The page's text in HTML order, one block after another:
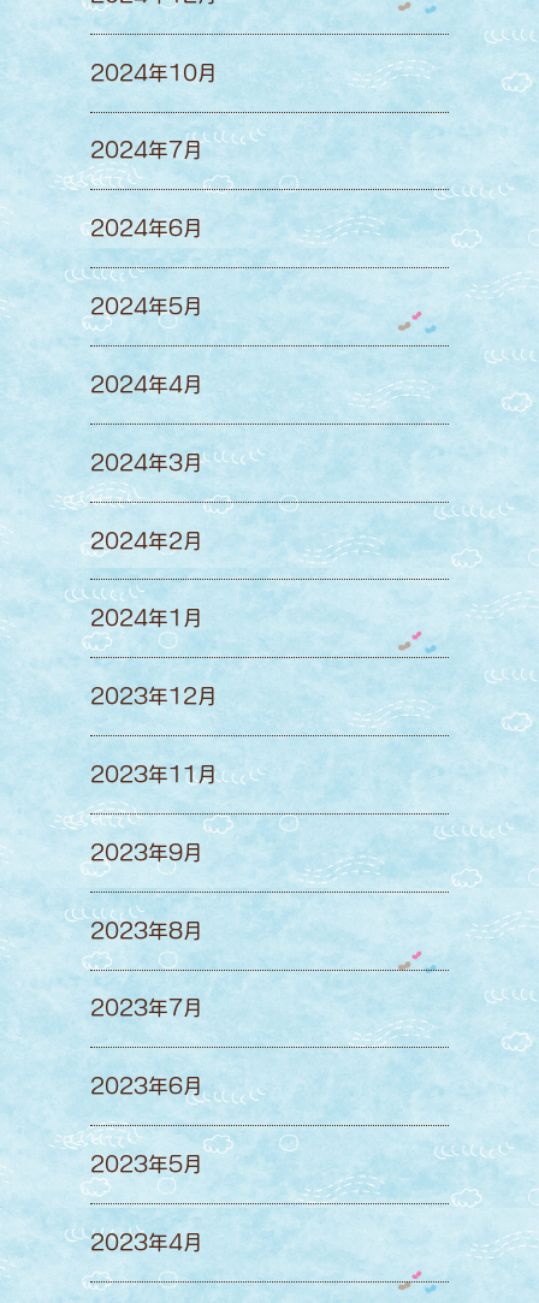
2024年10月
2024年7月
2024年6月
2024年5月
2024年4月
2024年3月
2024年2月
2024年1月
2023年12月
2023年11月
2023年9月
2023年8月
2023年7月
2023年6月
2023年5月
2023年4月